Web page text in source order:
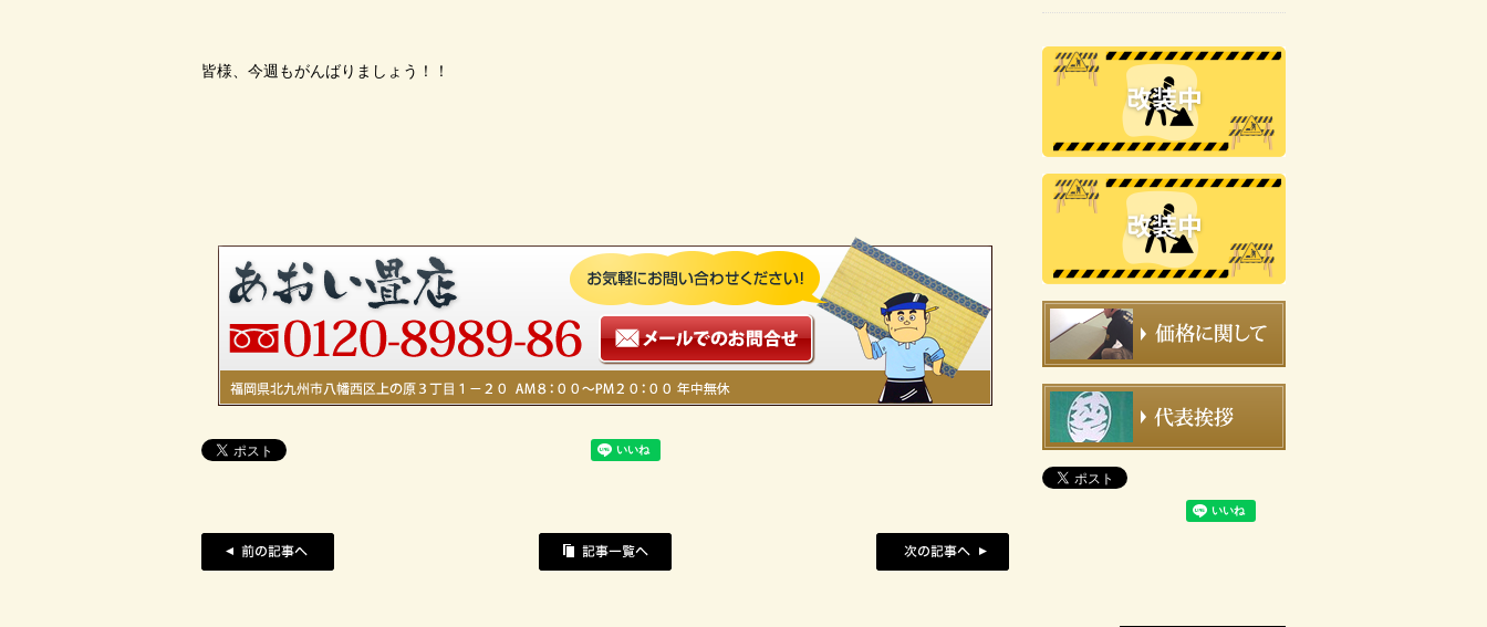
皆様、今週もがんばりましょう！！